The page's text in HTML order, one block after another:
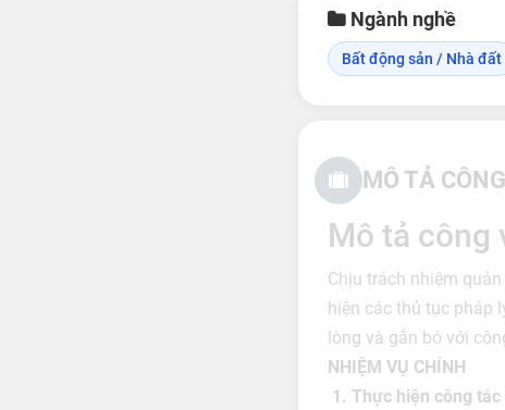
Ngành nghề
Bất động sản / Nhà đất
MÔ TẢ
Mô tả công
Chịu trách nhiệm
hiện các thủ tục pháp
lòng và gắn bó với
NHIỆM VỤ CHÍNH
1. Thực hiện công